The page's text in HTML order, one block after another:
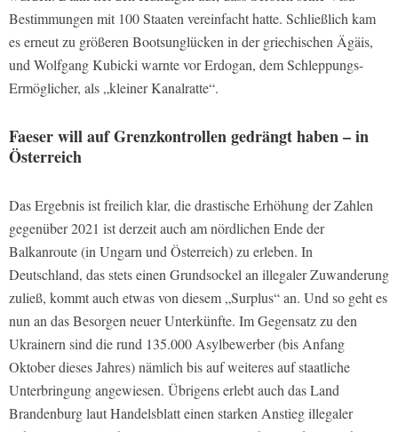
Bestimmungen mit 100 Staaten vereinfacht hatte. Schließlich kam
es erneut zu größeren Bootsunglücken in der griechischen Ägäis,
und Wolfgang Kubicki warnte vor Erdogan, dem Schleppungs-
Ermöglicher, als „kleiner Kanalratte“.
Faeser will auf Grenzkontrollen gedrängt haben – in
Österreich
Das Ergebnis ist freilich klar, die drastische Erhöhung der Zahlen
gegenüber 2021 ist derzeit auch am nördlichen Ende der
Balkanroute (in Ungarn und Österreich) zu erleben. In
Deutschland, das stets einen Grundsockel an illegaler Zuwanderung
zuließ, kommt auch etwas von diesem „Surplus“ an. Und so geht es
nun an das Besorgen neuer Unterkünfte. Im Gegensatz zu den
Ukrainern sind die rund 135.000 Asylbewerber (bis Anfang
Oktober dieses Jahres) nämlich bis auf weiteres auf staatliche
Unterbringung angewiesen. Übrigens erlebt auch das Land
Brandenburg lautHandelsblatteinen starken Anstieg illegaler